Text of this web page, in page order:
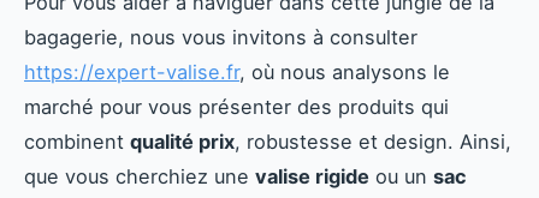
bagagerie, nous vous invitons à consulter
https://expert-valise.fr, où nous analysons le
marché pour vous présenter des produits qui
combinent qualité prix, robustesse et design. Ainsi,
que vous cherchiez une valise rigide ou un sac